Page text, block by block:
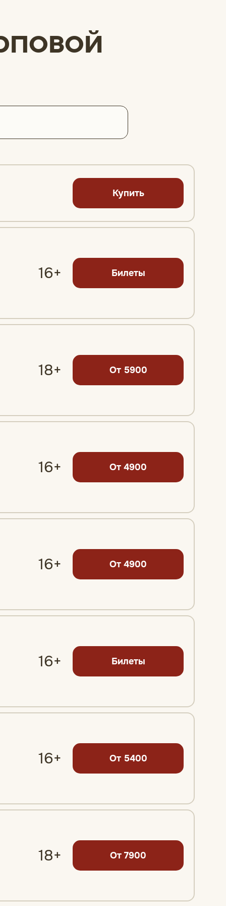
Купить
16+ Билеты
18+ От 5900
16+ От 4900
16+ От 4900
16+ Билеты
16+ От 5400
18+ От 7900